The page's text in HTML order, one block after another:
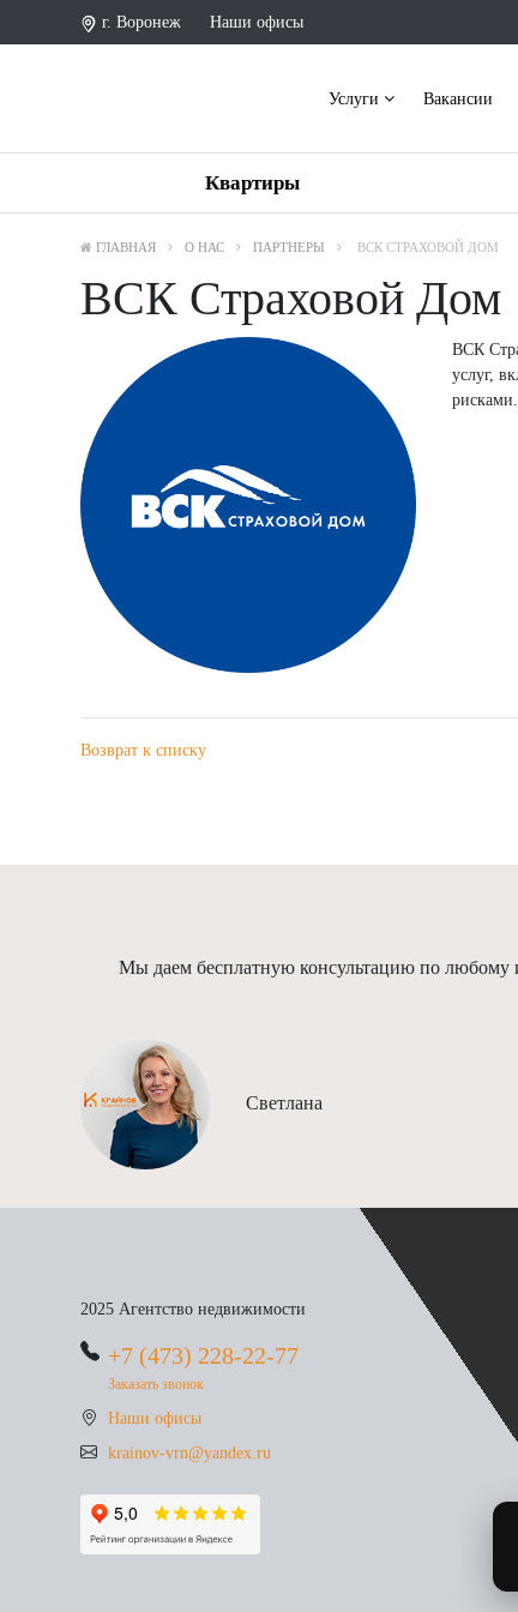
г. Воронеж Наши офисы
Услуги Вакансии
Квартиры
ГЛАВНАЯ О НАС ПАРТНЕРЫ ВСК СТРАХОВОЙ ДОМ
ВСК Страховой Дом
ВСК
услуг,
рисками.
Возврат к списку
Мы даем бесплатную консультацию по любому
Светлана
2025 Агентство недвижимости
+7 (473) 228-22-77
Заказать звонок
Наши офисы
krainov-vrn@yandex.ru